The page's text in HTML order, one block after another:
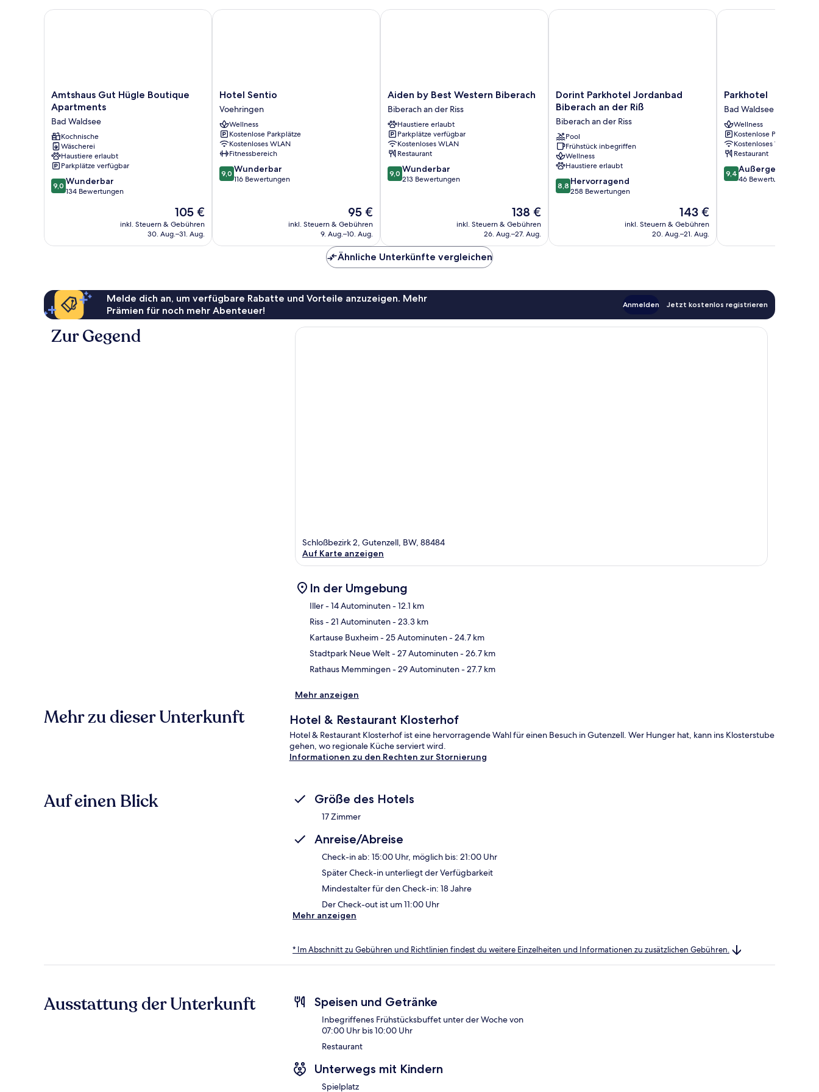
Amtshaus
Gut
Hügle
Boutique
Apartments
Bad
Waldsee
Amtshaus Gut Hügle Boutique
Apartments
Bad Waldsee
Kochnische
Wäscherei
Haustiere erlaubt
Parkplätze verfügbar
9.0
von
9,0 Wunderbar
134 Bewertungen
Der
Preis
beträgt
105 €
inkl. Steuern & Gebühren
30. Aug.–31. Aug.
Amtshaus Gut Hügle Boutique Apartments
Hotel
Sentio
Voehringen
Hotel Sentio
Voehringen
Wellness
Kostenlose Parkplätze
Kostenloses WLAN
Fitnessbereich
9.0
von
9,0 Wunderbar
116 Bewertungen
Der
Preis
beträgt
95 €
inkl. Steuern & Gebühren
9. Aug.–10. Aug.
Hotel Sentio
Aiden
by
Best
Western
Biberach
Biberach
an
der
Riss
Aiden by Best Western Biberach
Biberach an der Riss
Haustiere erlaubt
Parkplätze verfügbar
Kostenloses WLAN
Restaurant
9.0
von
9,0 Wunderbar
213 Bewertungen
Der
Preis
beträgt
138 €
inkl. Steuern & Gebühren
26. Aug.–27. Aug.
Aiden by Best Western Biberach
Dorint
Parkhotel
Biberach
an
der
Riß
Biberach
an
der
Dorint Parkhotel Jordanbad
Biberach an der Riß
Biberach an der Riss
Pool
Frühstück inbegriffen
Wellness
Haustiere erlaubt
8.8
von
8,8 Hervorragend
258 Bewertungen
Der
Preis
beträgt
143 €
inkl. Steuern & Gebühren
20. Aug.–21. Aug.
Dorint Parkhotel Jordanbad Biberach an der Riß
Parkhotel
Bad
Waldsee
Parkhotel
Bad Waldsee
Wellness
Kostenlose Parkplätze
Kostenloses WLAN
Restaurant
9.4
von
9,4 Außergewöhnlich
46 Bewertungen
Parkhotel
Ähnliche Unterkünfte vergleichen
Melde dich an, um verfügbare Rabatte und Vorteile anzuzeigen. Mehr
Prämien für noch mehr Abenteuer!
Anmelden Jetzt kostenlos registrieren
Zur Gegend
Schloßbezirk 2, Gutenzell, BW, 88484
Auf Karte anzeigen
In der Umgebung
Iller- 14 Autominuten- 12.1 km
Riss- 21 Autominuten- 23.3 km
Kartause Buxheim- 25 Autominuten- 24.7 km
Stadtpark Neue Welt- 27 Autominuten- 26.7 km
Rathaus Memmingen- 29 Autominuten- 27.7 km
Mehr anzeigen
Mehr zu dieser Unterkunft Hotel & Restaurant Klosterhof
Hotel & Restaurant Klosterhof ist eine hervorragende Wahl für einen Besuch in Gutenzell. Wer Hunger hat, kann ins Klosterstube
gehen, wo regionale Küche serviert wird.
Informationen zu den Rechten zur Stornierung
Auf einen Blick Größe des Hotels
17 Zimmer
Anreise/Abreise
Check-in ab: 15:00 Uhr, möglich bis: 21:00 Uhr
Später Check-in unterliegt der Verfügbarkeit
Mindestalter für den Check-in: 18 Jahre
Der Check-out ist um 11:00 Uhr
Mehr anzeigen
* Im Abschnitt zu Gebühren und Richtlinien findest du weitere Einzelheiten und Informationen zu zusätzlichen Gebühren.
Ausstattung der Unterkunft Speisen und Getränke
Inbegriffenes Frühstücksbuffet unter der Woche von
07:00 Uhr bis 10:00 Uhr
Restaurant
Unterwegs mit Kindern
Spielplatz